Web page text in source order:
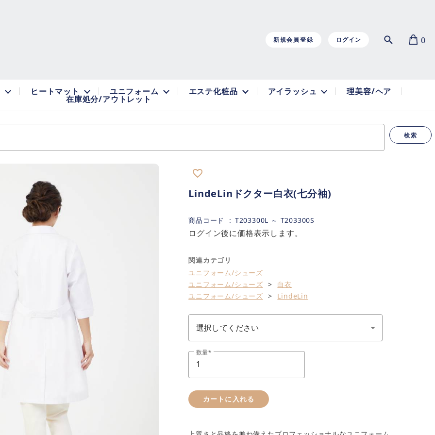
新規会員登録 ログイン 0
ヒートマット ユニフォーム エステ化粧品 アイラッシュ 理美容/ヘア
在庫処分/アウトレット
検索
favorite_border
LindeLinドクター白衣(七分袖)
商品コード T203300L ～ T203300S
ログイン後に価格表示します。
関連カテゴリ
ユニフォーム/シューズ
ユニフォーム/シューズ
白衣
ユニフォーム/シューズ
LindeLin
数量
カートに入れる